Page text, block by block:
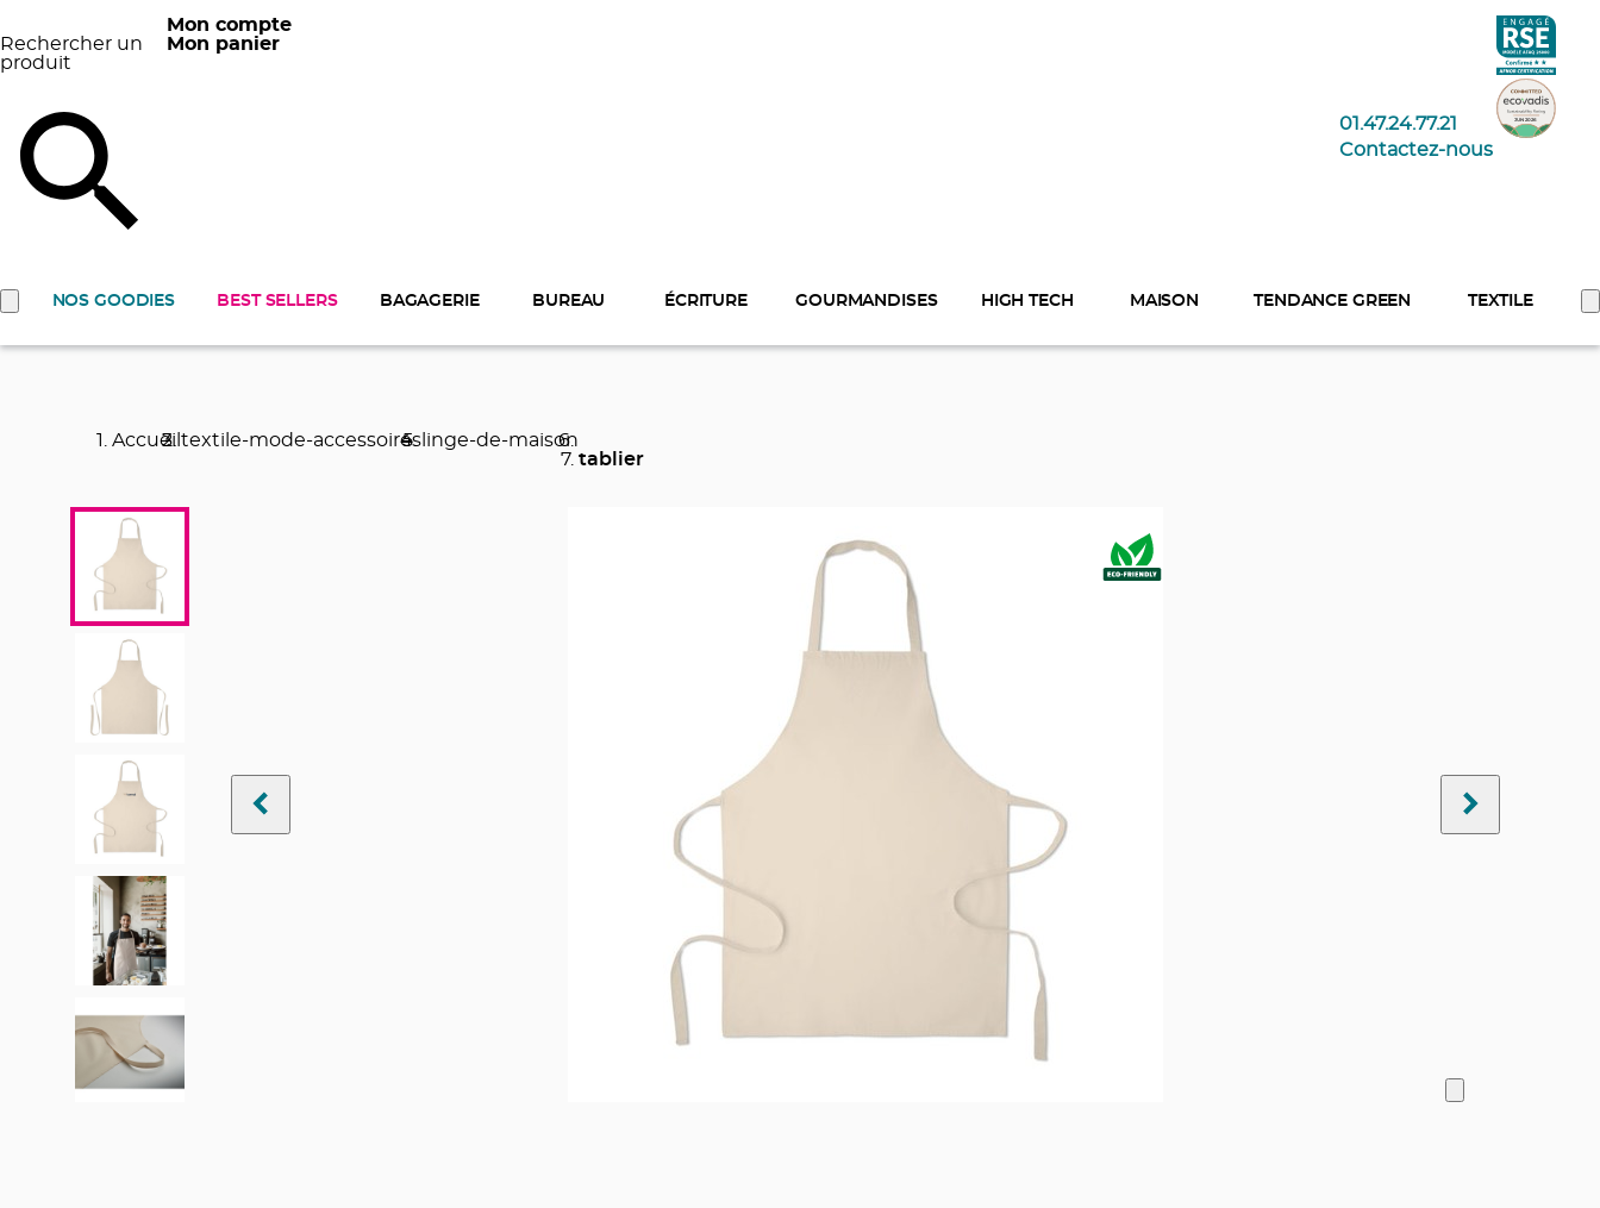
Rechercher un
produit
Mon compte
Mon panier
01.47.24.77.21
Contactez-nous
NOS GOODIES BEST SELLERS BAGAGERIE BUREAU ÉCRITURE GOURMANDISES HIGH TECH MAISON TENDANCE GREEN TEXTILE
Accueil textile-mode-accessoireslinge-de-maison
tablier